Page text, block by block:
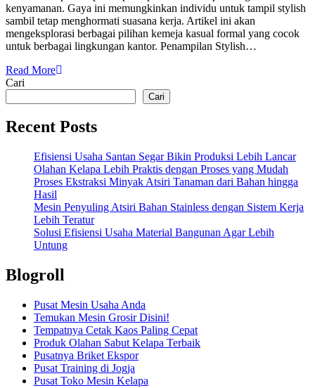
kenyamanan. Gaya ini memungkinkan individu untuk tampil stylish
sambil tetap menghormati suasana kerja. Artikel ini akan
mengeksplorasi berbagai pilihan kemeja kasual formal yang cocok
untuk berbagai lingkungan kantor. Penampilan Stylish…
Read More
Cari
Cari
Recent Posts
Efisiensi Usaha Santan Segar Bikin Produksi Lebih Lancar
Olahan Kelapa Lebih Praktis dengan Proses yang Mudah
Proses Ekstraksi Minyak Atsiri Tanaman dari Bahan hingga
Hasil
Mesin Penyuling Atsiri Bahan Stainless dengan Sistem Kerja
Lebih Teratur
Solusi Efisiensi Usaha Material Bangunan Agar Lebih
Untung
Blogroll
Pusat Mesin Usaha Anda
Temukan Mesin Grosir Disini!
Tempatnya Cetak Kaos Paling Cepat
Produk Olahan Sabut Kelapa Terbaik
Pusatnya Briket Ekspor
Pusat Training di Jogja
Pusat Toko Mesin Kelapa